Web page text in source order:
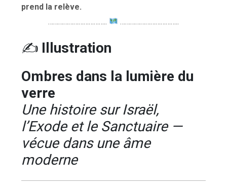
prend la relève.
……………………………..
……………………………..
✍️ Illustration
Ombres dans la lumière du
verre
Une histoire sur Israël,
l’Exode et le Sanctuaire —
vécue dans une âme
moderne